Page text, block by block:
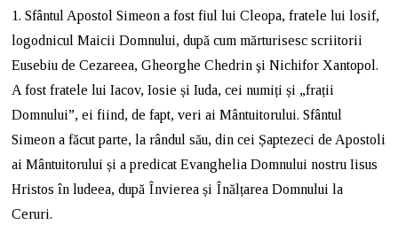
1. Sfântul Apostol Simeon a fost fiul lui Cleopa, fratele lui losif,
logodnicul Maicii Domnului, după cum mărturisesc scriitorii
Eusebiu de Cezareea, Gheorghe Chedrin şi Nichifor Xantopol.
A fost fratele lui Iacov, Iosie și Iuda, cei numiți și „frații
Domnului”, ei fiind, de fapt, veri ai Mântuitorului. Sfântul
Simeon a făcut parte, la rândul său, din cei Șaptezeci de Apostoli
ai Mântuitorului și a predicat Evanghelia Domnului nostru Iisus
Hristos în ludeea, după Învierea și Înălțarea Domnului la
Ceruri.